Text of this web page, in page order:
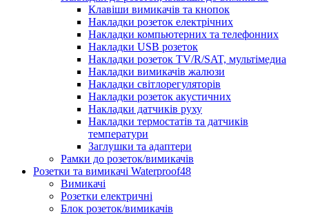
Клавіши вимикачів та кнопок
Накладки розеток електрічних
Накладки компьютерних та телефонних
Накладки USB розеток
Накладки розеток TV/R/SAT, мультімедиа
Накладки вимикачів жалюзи
Накладки світлорегуляторів
Накладки розеток акустичних
Накладки датчиків руху
Накладки термостатів та датчиків
температури
Заглушки та адаптери
Рамки до розеток/вимикачів
Розетки та вимикачі Waterproof48
Вимикачі
Розетки електричні
Блок розеток/вимикачів